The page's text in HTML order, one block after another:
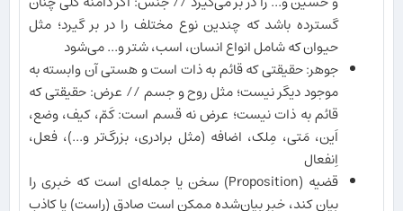
گسترده باشد که چندین نوع مختلف را در بر گیرد؛ مثل
حیوان که شامل انواع انسان، اسب، شتر و... می‌شود
جوهر: حقیقتی که قائم به ذات است و هستی آن وابسته به
موجود دیگر نیست؛ مثل روح و جسم // عرض: حقیقتی که
قائم به ذات نیست؛ عرض نه قسم است: کَمّ، کیف، وضع،
اَین، مَتی، مِلک، اضافه (مثل برادری، بزرگ‌تر و...)، فعل،
اِنفعال
قضیه (Proposition) سخن یا جمله‌ای است که خبری را
بیان کند، خبر بیان‌شده ممکن است صادق (راست) یا کاذب